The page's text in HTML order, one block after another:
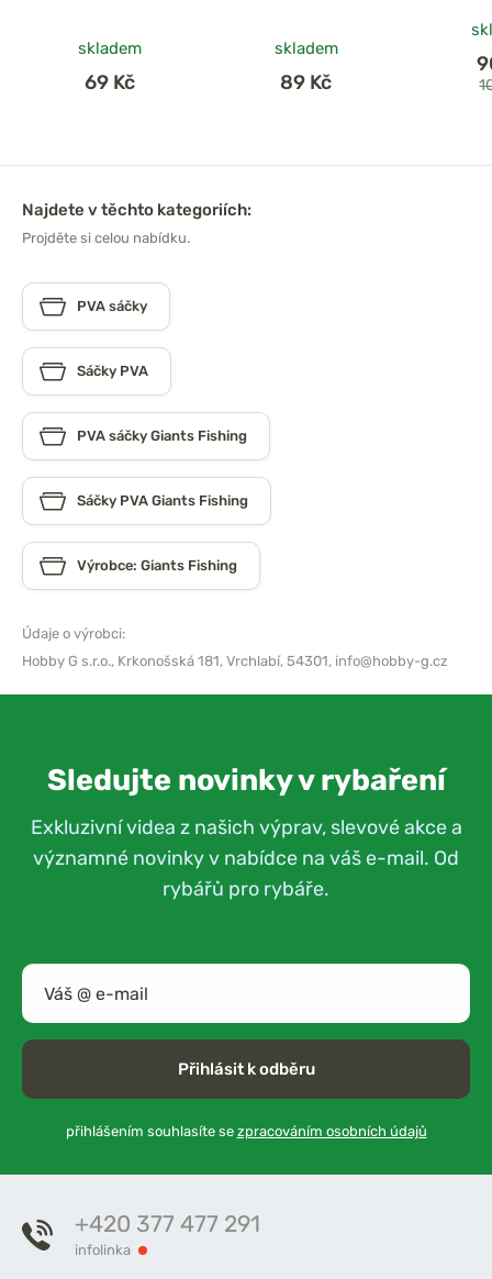
skladem
69 Kč
skladem
89 Kč
Najdete v těchto kategoriích:
Projděte si celou nabídku.
PVA sáčky
Sáčky PVA
PVA sáčky Giants Fishing
Sáčky PVA Giants Fishing
Výrobce: Giants Fishing
Údaje o výrobci:
Hobby G s.r.o., Krkonošská 181, Vrchlabí, 54301, info@hobby-g.cz
Sledujte novinky v rybaření
Exkluzivní videa z našich výprav, slevové akce a
významné novinky v nabídce na váš e-mail. Od
rybářů pro rybáře.
Přihlásit k odběru
přihlášením souhlasíte se zpracováním osobních údajů
+420 377 477 291
infolinka